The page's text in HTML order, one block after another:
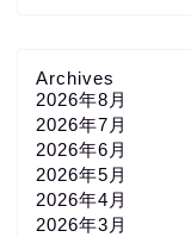
Archives
2026年8月
2026年7月
2026年6月
2026年5月
2026年4月
2026年3月